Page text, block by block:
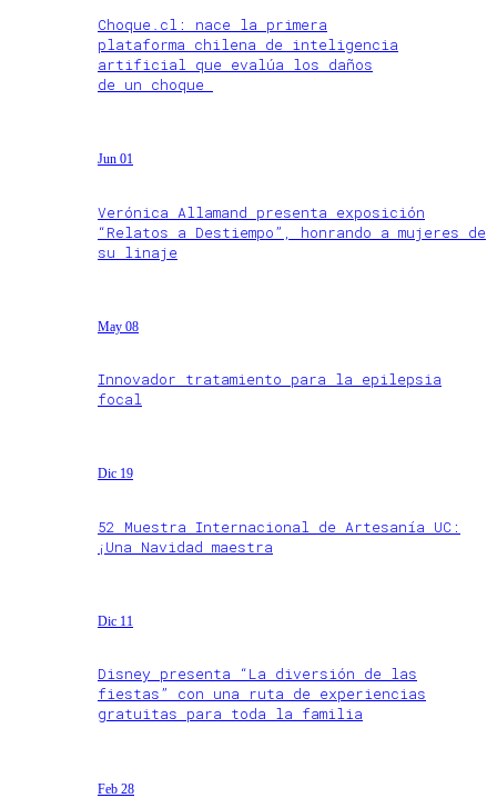
Choque.cl: nace la primera
plataforma chilena de inteligencia
artificial que evalúa los daños
de un choque
Jun 01
Verónica Allamand presenta exposición
“Relatos a Destiempo”, honrando a mujeres de
su linaje
May 08
Innovador tratamiento para la epilepsia
focal
Dic 19
52 Muestra Internacional de Artesanía UC:
¡Una Navidad maestra
Dic 11
Disney presenta “La diversión de las
fiestas” con una ruta de experiencias
gratuitas para toda la familia
Feb 28